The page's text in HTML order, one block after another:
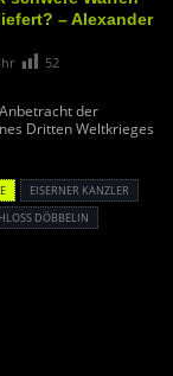
– Alexander
52
der
Dritten Weltkrieges
EISERNER KANZLER
DÖBBELIN